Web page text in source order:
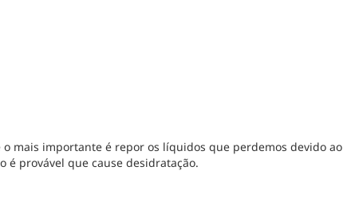
mais importante é repor os líquidos que perdemos devido ao
é provável que cause desidratação.